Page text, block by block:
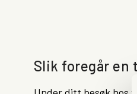
Slik foregår en